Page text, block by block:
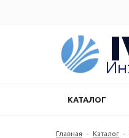
КАТАЛОГ
Главная - Каталог -